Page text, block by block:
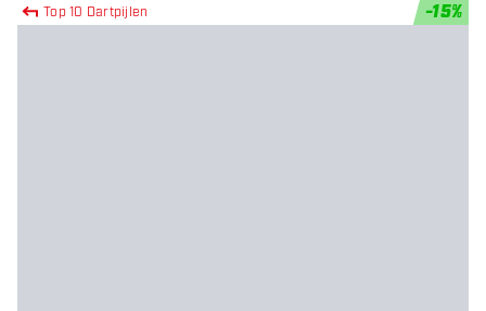
Top 10 Dartpijlen -15%